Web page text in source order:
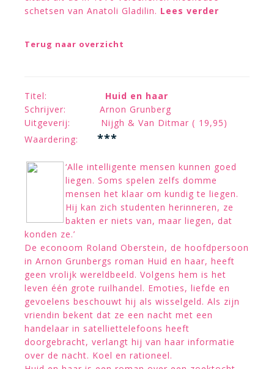
schetsen van Anatoli Gladilin. Lees verder
Terug naar overzicht
Titel: Huid en haar
Schrijver: Arnon Grunberg
Uitgeverij: Nijgh & Van Ditmar ( 19,95)
Waardering:
***
‘Alle intelligente mensen kunnen goed
liegen. Soms spelen zelfs domme
mensen het klaar om kundig te liegen.
Hij kan zich studenten herinneren, ze
bakten er niets van, maar liegen, dat
konden ze.’
De econoom Roland Oberstein, de hoofdpersoon
in Arnon Grunbergs roman Huid en haar, heeft
geen vrolijk wereldbeeld. Volgens hem is het
leven één grote ruilhandel. Emoties, liefde en
gevoelens beschouwt hij als wisselgeld. Als zijn
vriendin bekent dat ze een nacht met een
handelaar in satelliettelefoons heeft
doorgebracht, verlangt hij van haar informatie
over de nacht. Koel en rationeel.